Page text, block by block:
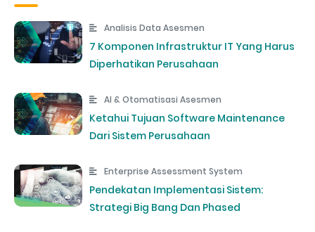
Analisis Data Asesmen
7 Komponen Infrastruktur IT Yang Harus
Diperhatikan Perusahaan
AI & Otomatisasi Asesmen
Ketahui Tujuan Software Maintenance
Dari Sistem Perusahaan
Enterprise Assessment System
Pendekatan Implementasi Sistem:
Strategi Big Bang Dan Phased